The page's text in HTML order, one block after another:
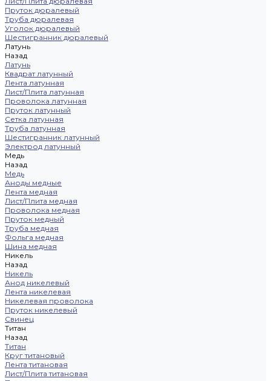
Пруток дюралевый
Труба дюралевая
Уголок дюралевый
Шестигранник дюралевый
Латунь
Назад
Латунь
Квадрат латунный
Лента латунная
Лист/Плита латунная
Проволока латунная
Пруток латунный
Сетка латунная
Труба латунная
Шестигранник латунный
Электрод латунный
Медь
Назад
Медь
Аноды медные
Лента медная
Лист/Плита медная
Проволока медная
Пруток медный
Труба медная
Фольга медная
Шина медная
Никель
Назад
Никель
Анод никелевый
Лента никелевая
Никелевая проволока
Пруток никелевый
Свинец
Титан
Назад
Титан
Круг титановый
Лента титановая
Лист/Плита титановая